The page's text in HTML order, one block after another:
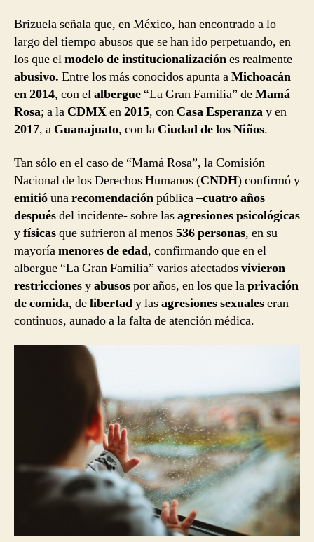
Brizuela señala que, en México, han encontrado a lo
largo del tiempo abusos que se han ido perpetuando, en
los que elmodelo de institucionalizaciónes realmente
abusivo. Entre los más conocidos apunta aMichoacán
en 2014, con elalbergue“La Gran Familia” deMamá
Rosa; a la CDMXen2015, con Casa Esperanzay en
2017, a Guanajuato, con la Ciudad de los Niños.
Tan sólo en el caso de “Mamá Rosa”, la Comisión
Nacional de los Derechos Humanos (CNDH) confirmó y
emitióunarecomendaciónpública –cuatro años
despuésdel incidente- sobre lasagresiones psicológicas
yfísicasque sufrieron al menos536 personas, en su
mayoríamenores de edad, confirmando que en el
albergue “La Gran Familia” varios afectadosvivieron
restriccionesyabusospor años, en los que laprivación
de comida, delibertady lasagresiones sexualeseran
continuos, aunado a la falta de atención médica.